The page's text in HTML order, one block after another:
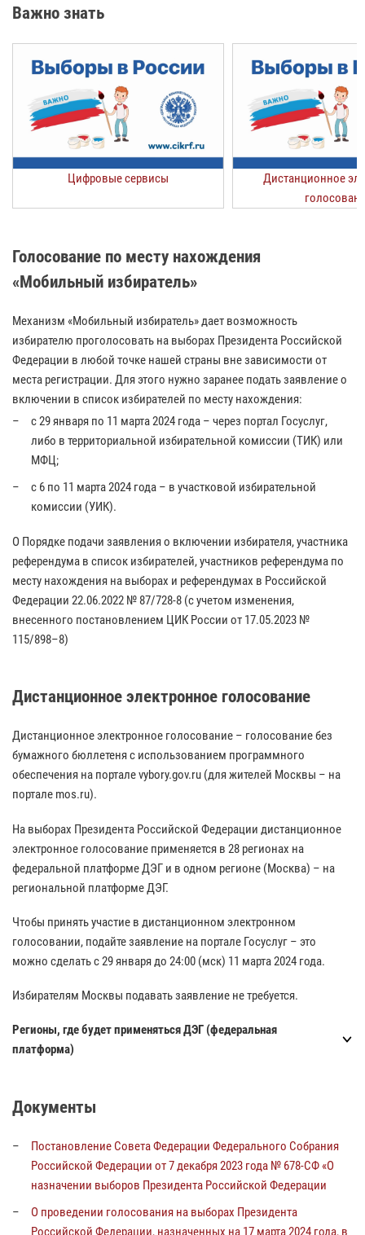
Важно знать
Цифровые сервисы
Дистанционное
Голосование по месту нахождения
«Мобильный избиратель»
Механизм «Мобильный избиратель» дает возможность
избирателю проголосовать на выборах Президента Российской
Федерации в любой точке нашей страны вне зависимости от
места регистрации. Для этого нужно заранее подать заявление о
включении в список избирателей по месту нахождения:
c 29 января по 11 марта 2024 года – через портал Госуслуг,
либо в территориальной избирательной комиссии (ТИК) или
МФЦ;
c 6 по 11 марта 2024 года – в участковой избирательной
комиссии (УИК).
О Порядке подачи заявления о включении избирателя, участника
референдума в список избирателей, участников референдума по
месту нахождения на выборах и референдумах в Российской
Федерации 22.06.2022 № 87/728-8 (с учетом изменения,
внесенного постановлением ЦИК России от 17.05.2023 №
115/898–8)
Дистанционное электронное голосование
Дистанционное электронное голосование – голосование без
бумажного бюллетеня с использованием программного
обеспечения на портале vybory.gov.ru (для жителей Москвы – на
портале mos.ru).
На выборах Президента Российской Федерации дистанционное
электронное голосование применяется в 28 регионах на
федеральной платформе ДЭГ и в одном регионе (Москва) – на
региональной платформе ДЭГ.
Чтобы принять участие в дистанционном электронном
голосовании, подайте заявление на портале Госуслуг – это
можно сделать с 29 января до 24:00 (мск) 11 марта 2024 года.
Избирателям Москвы подавать заявление не требуется.
Регионы, где будет применяться ДЭГ (федеральная
платформа)
Документы
Постановление Совета Федерации Федерального Собрания
Российской Федерации от 7 декабря 2023 года № 678-СФ «О
назначении выборов Президента Российской Федерации
О проведении голосования на выборах Президента
Российской Федерации, назначенных на 17 марта 2024 года, в